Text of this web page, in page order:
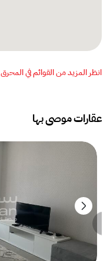
انظر المزيد من القوائم في المحرق
عقارات موصى بها